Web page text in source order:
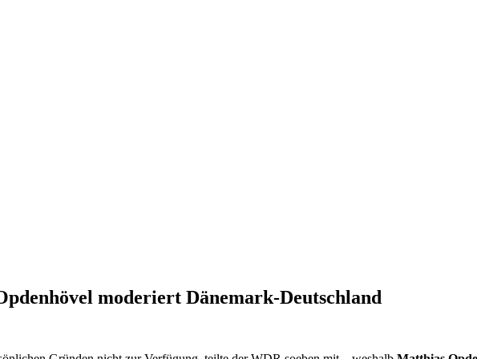
moderiert Dänemark-Deutschland